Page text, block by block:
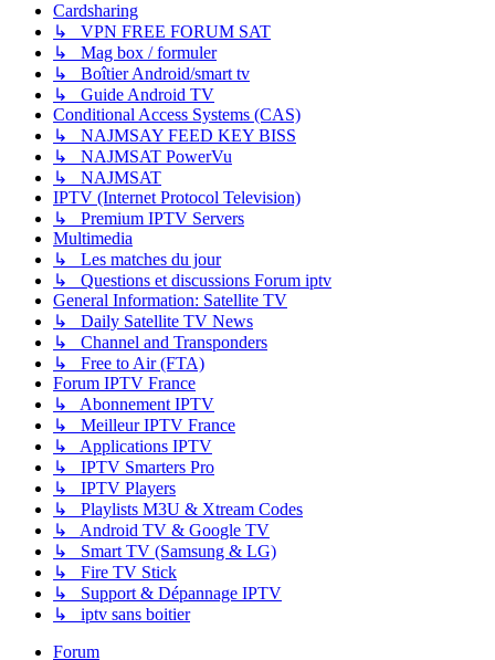
Cardsharing
↳ VPN FREE FORUM SAT
↳ Mag box / formuler
↳ Boîtier Android/smart tv
↳ Guide Android TV
Conditional Access Systems (CAS)
↳ NAJMSAY FEED KEY BISS
↳ NAJMSAT PowerVu
↳ NAJMSAT
IPTV (Internet Protocol Television)
↳ Premium IPTV Servers
Multimedia
↳ Les matches du jour
↳ Questions et discussions Forum iptv
General Information: Satellite TV
↳ Daily Satellite TV News
↳ Channel and Transponders
↳ Free to Air (FTA)
Forum IPTV France
↳ Abonnement IPTV
↳ Meilleur IPTV France
↳ Applications IPTV
↳ IPTV Smarters Pro
↳ IPTV Players
↳ Playlists M3U & Xtream Codes
↳ Android TV & Google TV
↳ Smart TV (Samsung & LG)
↳ Fire TV Stick
↳ Support & Dépannage IPTV
↳ iptv sans boitier
Forum